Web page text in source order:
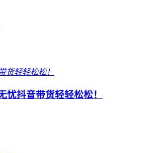
抖音带货轻轻松松！